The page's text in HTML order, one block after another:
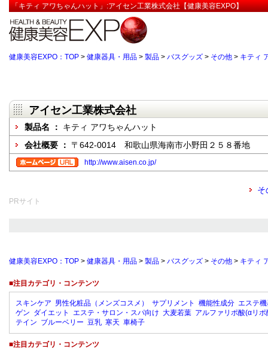
「キティ アワちゃんハット」:アイセン工業株式会社【健康美容EXPO】
健康美容EXPO：TOP > 健康器具・用品 > 製品 > バスグッズ > その他 > キティ
アイセン工業株式会社
製品名 ： キティ アワちゃんハット
会社概要 ： 〒642-0014 和歌山県海南市小野田２５８番地
http://www.aisen.co.jp/
そ
PRサイト
健康美容EXPO：TOP > 健康器具・用品 > 製品 > バスグッズ > その他 > キティ
■注目カテゴリ・コンテンツ
スキンケア 男性化粧品（メンズコスメ） サプリメント 機能性成分 エステ
ゲン ダイエット エステ・サロン・スパ向け 大麦若葉 アルファリポ酸(αリポ
テイン ブルーベリー 豆乳 寒天 車椅子
■注目カテゴリ・コンテンツ